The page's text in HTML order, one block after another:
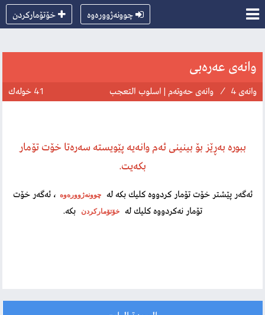
چوونەژوورەوە خۆتۆماركردن
وانەی عەرەبی
وانەی 4 / وانەی حەوتەم | اسلوب التعجب 41 خولەك
ببورە بەڕێز بۆ بینینی ئەم وانەیە پێویستە سەرەتا خۆت تۆمار
بكەیت.
ئەگەر پێشتر خۆت تۆمار كردووە كلیك بكە لە چوونەژوورەوە ، ئەگەر خۆت
تۆمار نەكردووە كلیك لە
خۆتۆماركردن بكە.